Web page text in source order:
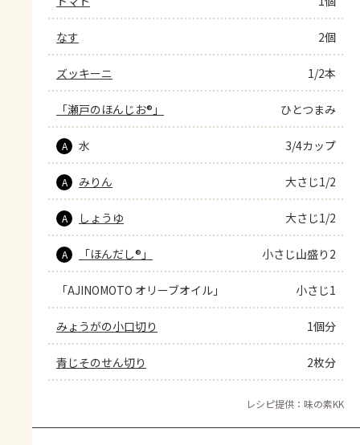
なす 2個
ズッキーニ 1/2本
「瀬戸のほんじお®」 ひとつまみ
A 水 3/4カップ
A みりん 大さじ1/2
A しょうゆ 大さじ1/2
A 「ほんだし®」 小さじ山盛り2
「AJINOMOTO オリーブオイル」 小さじ1
みょうがの小口切り 1個分
青じそのせん切り 2枚分
レシピ提供：味の素KK